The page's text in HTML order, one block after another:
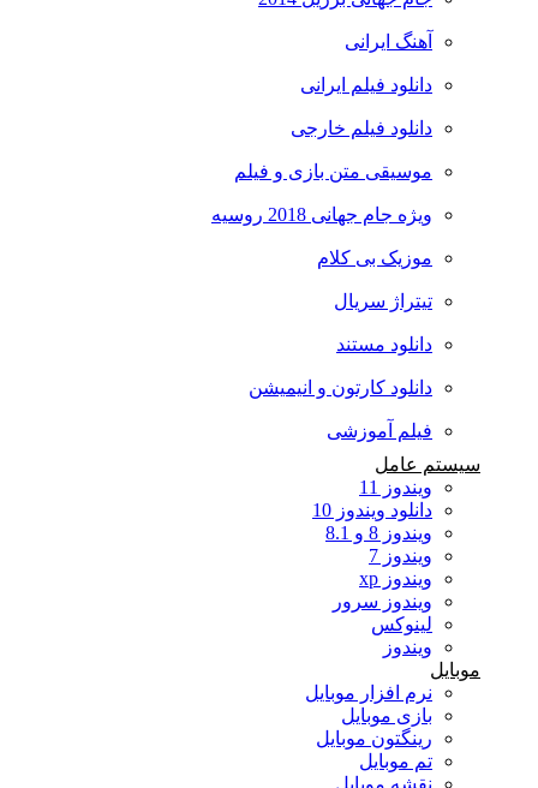
آهنگ ایرانی
دانلود فیلم ایرانی
دانلود فیلم خارجی
موسیقی متن بازی و فیلم
ویژه جام جهانی 2018 روسیه
موزیک بی کلام
تیتراژ سریال
دانلود مستند
دانلود کارتون و انیمیشن
فیلم آموزشی
سیستم عامل
ویندوز 11
دانلود ویندوز 10
ویندوز 8 و 8.1
ویندوز 7
ویندوز xp
ویندوز سرور
لینوکس
ویندوز
نرم افزار موبایل
بازی موبایل
رینگتون موبایل
تم موبایل
نقشه موبایل